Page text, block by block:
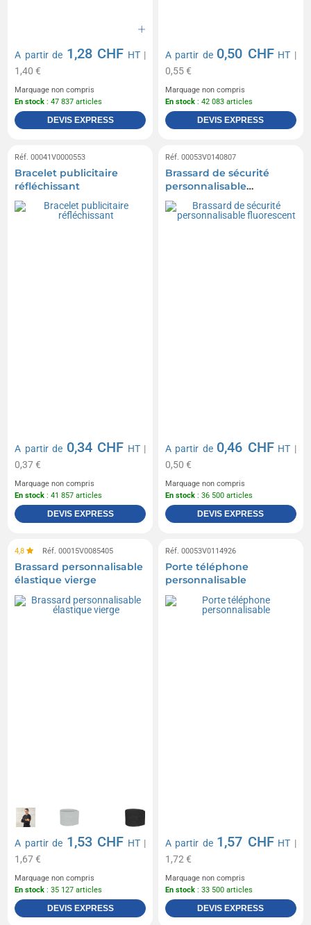
A partir de 1,28 CHF HT|
1,40 €
Marquage non compris
En stock : 47 837 articles
DEVIS EXPRESS
A partir de 0,50 CHF HT |
0,55 €
Marquage non compris
En stock : 42 083 articles
DEVIS EXPRESS
Réf. 00041V0000553
Bracelet publicitaire
réfléchissant
A partir de 0,34 CHF HT|
0,37 €
Marquage non compris
En stock : 41 857 articles
DEVIS EXPRESS
Réf. 00053V0140807
Brassard de sécurité
personnalisable
fluorescent
A partir de 0,46 CHF HT |
0,50 €
Marquage non compris
En stock : 36 500 articles
DEVIS EXPRESS
4,8 Réf. 00015V0085405
Brassard personnalisable
élastique vierge
A partir de 1,53 CHF HT|
1,67 €
Marquage non compris
En stock : 35 127 articles
DEVIS EXPRESS
Réf. 00053V0114926
Porte téléphone
personnalisable
A partir de 1,57 CHF HT |
1,72 €
Marquage non compris
En stock : 33 500 articles
DEVIS EXPRESS